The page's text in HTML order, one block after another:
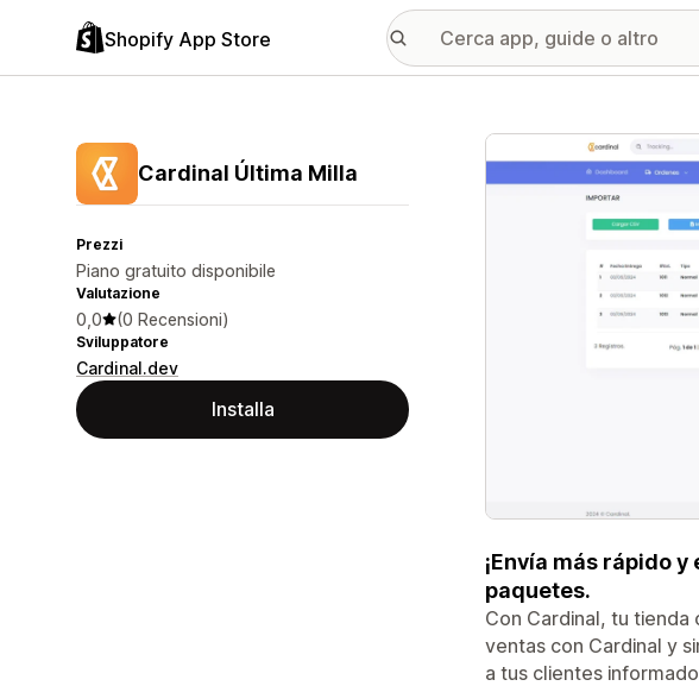
Shopify App Store
Cardinal Última Milla
Prezzi
Piano gratuito disponibile
Valutazione
0,0 (0 Recensioni)
Sviluppatore
Cardinal.dev
Installa
Galleria immagini in
¡Envía más rápido
paquetes.
Con Cardinal, tu
ventas con Cardinal y
a tus clientes